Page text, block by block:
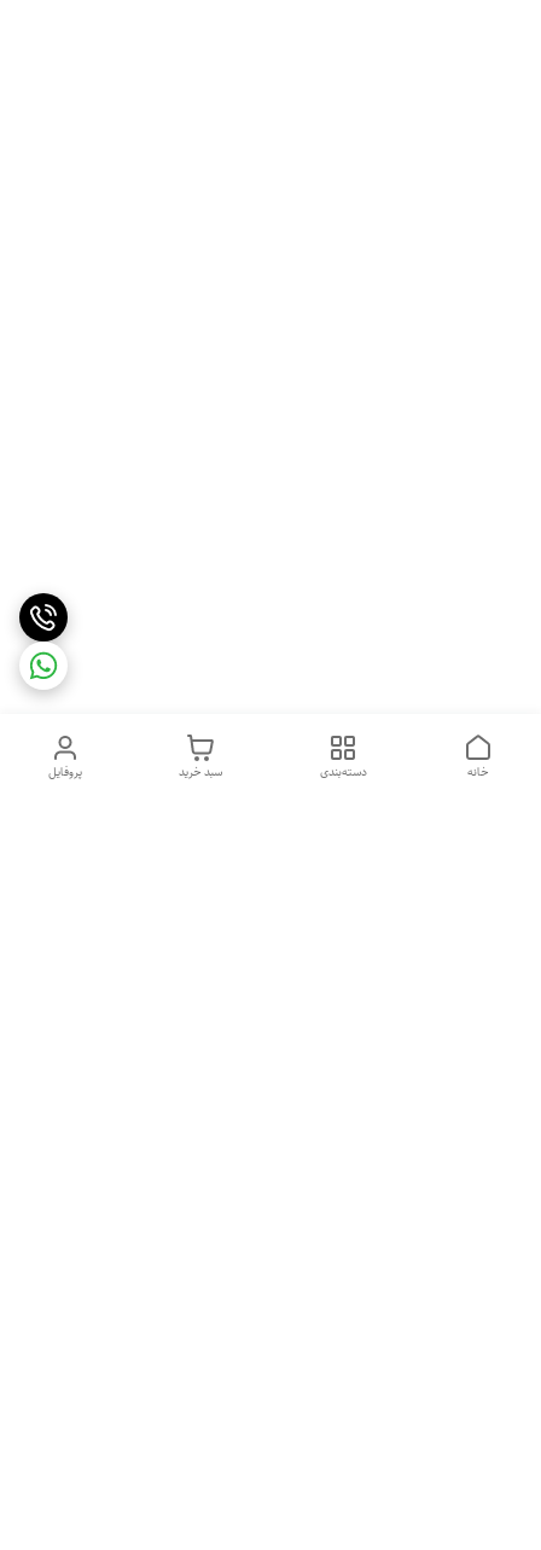
پروفایل سبد خرید دسته‌بندی خانه